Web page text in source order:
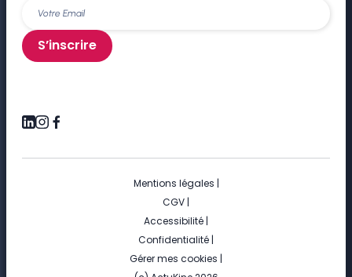
S’inscrire
Mentions légales |
CGV |
Accessibilité |
Confidentialité |
Gérer mes cookies |